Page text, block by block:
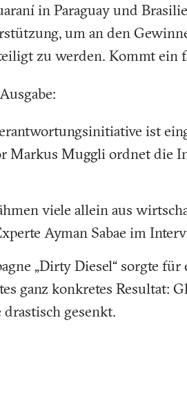
in Paraguay und
um an den
zu werden. Kommt ein
ist
Markus Muggli ordnet die
viele allein aus
Ayman Sabae im
„Dirty Diesel“ sorgte
ganz konkretes Resultat:
gesenkt.